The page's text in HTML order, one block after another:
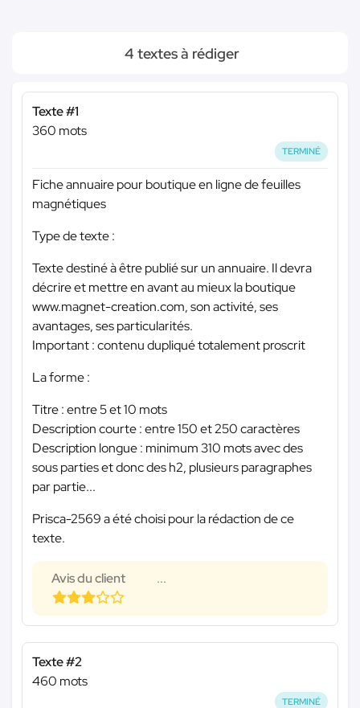
4 textes à rédiger
Texte #1
360 mots
TERMINÉ
Fiche annuaire pour boutique en ligne de feuilles
magnétiques
Type de texte :
Texte destiné à être publié sur un annuaire. Il devra
décrire et mettre en avant au mieux la boutique
www.magnet-creation.com, son activité, ses
avantages, ses particularités.
Important : contenu dupliqué totalement proscrit
La forme :
Titre : entre 5 et 10 mots
Description courte : entre 150 et 250 caractères
Description longue : minimum 310 mots avec des
sous parties et donc des h2, plusieurs paragraphes
par partie...
Prisca-2569 a été choisi pour la rédaction de ce
texte.
Avis du client ...
Texte #2
460 mots
TERMINÉ